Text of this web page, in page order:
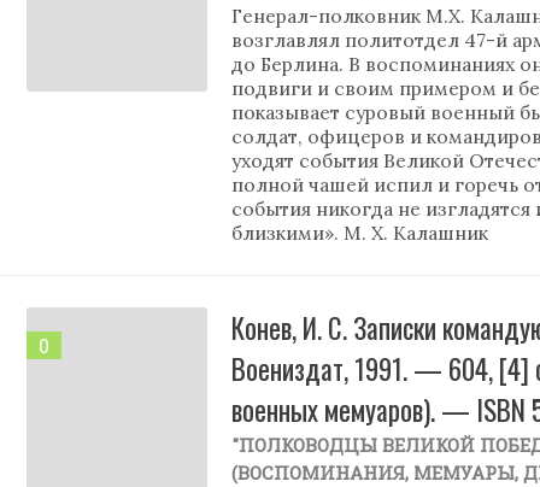
Генерал-полковник М.Х.
возглавлял политотдел 47-й
до Берлина. В воспоминаниях
подвиги и своим примером и
показывает суровый военный
солдат, офицеров и
уходят события Великой
полной чашей испил и горечь
события никогда не
близкими». М. Х. Калашник
0
Конев, И. С. Записки
Воениздат, 1991. — 604, [4]
военных мемуаров). — ISBN
"ПОЛКОВОДЦЫ ВЕЛИКОЙ
(ВОСПОМИНАНИЯ, МЕМУАРЫ,